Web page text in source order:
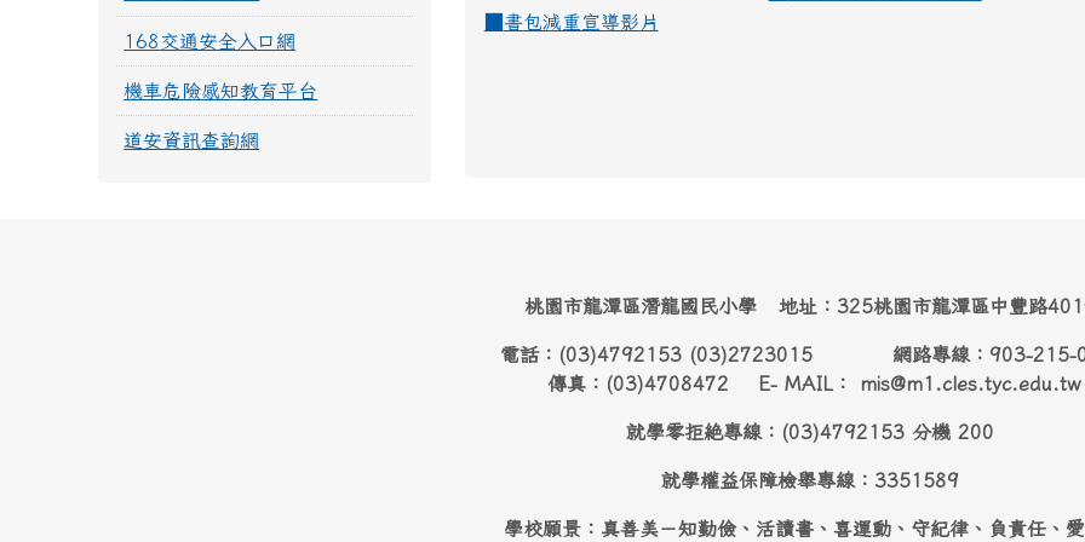
書包減重宣導影片
168交通安全入口網
機車危險感知教育平台
道安資訊查詢網
桃園市龍潭區潛龍國民小學 地址：325桃園市龍潭區中豐路
電話：(03)4792153 (03)2723015 網路專線：903-215-
傳真：(03)4708472 E- MAIL： mis@m1.cles.tyc.edu.tw
就學零拒絶專線：(03)4792153 分機 200
就學權益保障檢舉專線：3351589
學校願景：真善美－知勤儉、活讀書、喜運動、守紀律、負責任、